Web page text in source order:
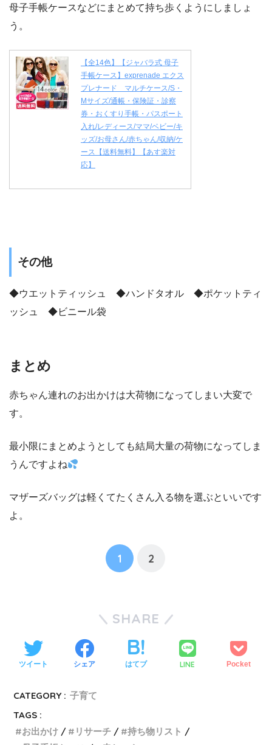
母子手帳ケースなどにまとめて持ち歩くようにしましょ
う。
【全14色】【ジャバラ式 母子
手帳ケース】exprenade エクス
プレナード マルチケース/S・
Mサイズ/通帳・保険証・診察
券・おくすり手帳・パスポート
入れ/レディース/ママ/ベビー/キ
ッズ/お母さん/赤ちゃん/収納/ケ
ース【送料無料】【あす楽対
応】
その他
◆ウエットティッシュ ◆ハンドタオル ◆ポケットティ
ッシュ ◆ビニール袋
まとめ
赤ちゃん連れのお出かけは大荷物になってしまい大変で
す。
最小限にまとめようとしても結局大量の荷物になってしま
うんですよね
マザーズバッグは軽くてたくさん入る物を選ぶといいです
よ。
1 2
SHARE
ツイート シェア はてブ LINE Pocket
CATEGORY : 子育て
TAGS :
お出かけ
リサーチ
持ち物リスト